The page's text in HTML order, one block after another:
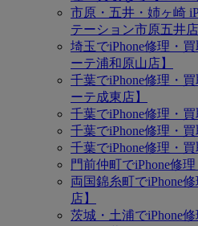
市原・五井・姉ヶ崎
テーション市原五井店
埼玉でiPhone修理・
ーテ浦和原山店】
千葉でiPhone修理・
ーテ成東店】
千葉でiPhone修理・
千葉でiPhone修理・
千葉でiPhone修理・
門前仲町でiPhone修
両国錦糸町でiPhone
店】
茨城・土浦でiPhone